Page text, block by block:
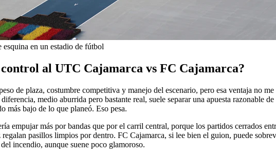
en un estadio de fútbol
al UTC Cajamarca vs FC Cajamarca?
de plaza, costumbre competitiva y manejo del escenario, pero esa ventaja no
diferencia, medio aburrida pero bastante real, suele separar una apuesta razonable
más bajo de lo que planeó. Eso pesa.
empujar más por bandas que por el carril central, porque los partidos cerrados
pasillos limpios por dentro. FC Cajamarca, si lee bien el guion, puede
incendio, aunque suene poco glamoroso.